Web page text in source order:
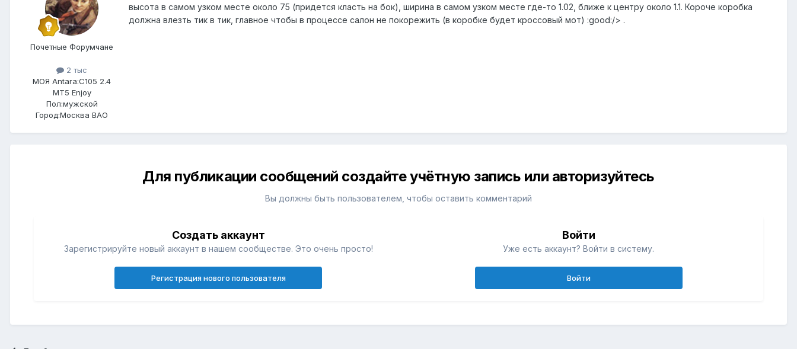
Почетные Форумчане
2 тыс
МОЯ Antara:C105 2.4
MT5 Enjoy
Пол:мужской
Город:Москва ВАО
высота в самом узком месте около 75 (придется класть на бок), ширина в самом узком месте где-то 1.02, ближе к центру около 1.1. Короче коробка
должна влезть тик в тик, главное чтобы в процессе салон не покорежить (в коробке будет кроссовый мот) :good:/> .
Для публикации сообщений создайте учётную запись или авторизуйтесь
Вы должны быть пользователем, чтобы оставить комментарий
Создать аккаунт
Зарегистрируйте новый аккаунт в нашем сообществе. Это очень просто!
Регистрация нового пользователя
Войти
Уже есть аккаунт? Войти в систему.
Войти